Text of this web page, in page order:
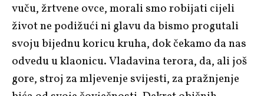
vuču, žrtvene ovce, morali smo robijati cijeli
život ne podižući ni glavu da bismo progutali
svoju bijednu koricu kruha, dok čekamo da nas
odvedu u klaonicu. Vladavina terora, da, ali još
gore, stroj za mljevenje svijesti, za pražnjenje